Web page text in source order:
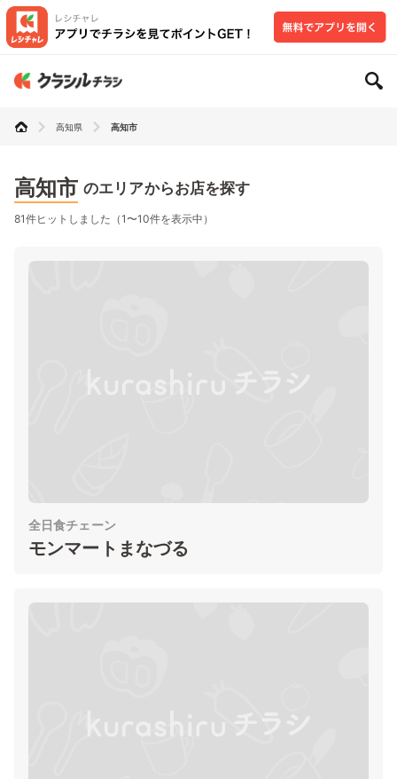
高知県 高知市
高知市 のエリアからお店を探す
81件ヒットしました（1〜10件を表示中）
全日食チェーン
モンマートまなづる